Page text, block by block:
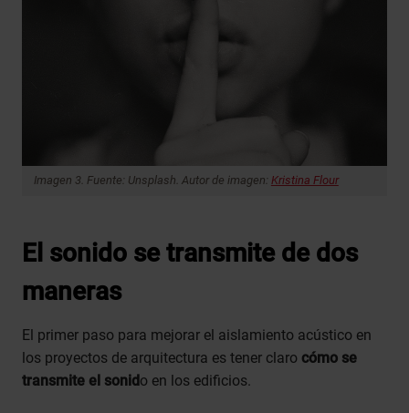
Imagen 3. Fuente: Unsplash. Autor de imagen: Kristina Flour
El sonido se transmite de dos
maneras
El primer paso para mejorar el aislamiento acústico en
los proyectos de arquitectura es tener claro cómo se
transmite el sonid o en los edificios.